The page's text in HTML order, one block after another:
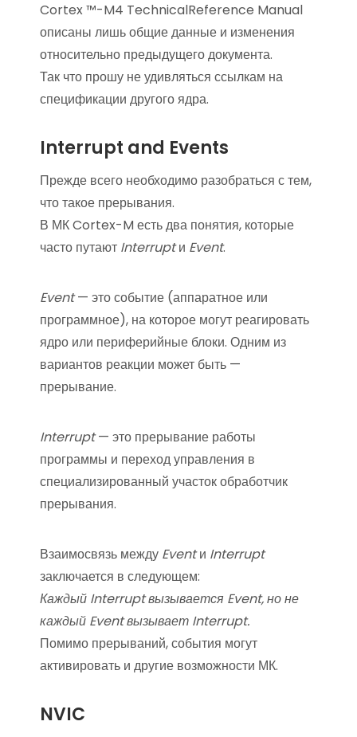
Cortex ™-M4 TechnicalReference Manual
описаны лишь общие данные и изменения
относительно предыдущего документа.
Так что прошу не удивляться ссылкам на
спецификации другого ядра.
Interrupt and Events
Прежде всего необходимо разобраться с тем,
что такое прерывания.
В МК Cortex-M есть два понятия, которые
часто путают Interruptи Event.
Event— это событие (аппаратное или
программное), на которое могут реагировать
ядро или периферийные блоки. Одним из
вариантов реакции может быть —
прерывание.
Interrupt— это прерывание работы
программы и переход управления в
специализированный участок обработчик
прерывания.
Взаимосвязь между Eventи Interrupt
заключается в следующем:
Каждый Interrupt вызывается Event, но не
каждый Event вызывает Interrupt.
Помимо прерываний, события могут
активировать и другие возможности МК.
NVIC